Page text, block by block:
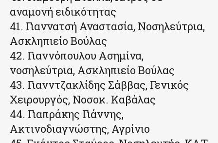
αναμονή ειδικότητας
41. Γιαννατσή Αναστασία, Νοσηλεύτρια,
Ασκληπιείο Βούλας
42. Γιαννόπουλου Ασημίνα,
νοσηλεύτρια, Ασκληπιείο Βούλας
43. Γιανντζακλίδης Σάββας, Γενικός
Χειρουργός, Νοσοκ. Καβάλας
44. Γιαπράκης Γιάννης,
Ακτινοδιαγνώστης, Αγρίνιο